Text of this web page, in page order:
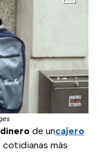
de uncajero
cotidianas más